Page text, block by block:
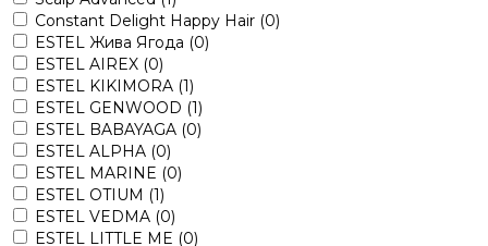
Constant Delight Happy Hair (0)
ESTEL Жива Ягода (0)
ESTEL AIREX (0)
ESTEL KIKIMORA (1)
ESTEL GENWOOD (1)
ESTEL BABAYAGA (0)
ESTEL ALPHA (0)
ESTEL MARINE (0)
ESTEL OTIUM (1)
ESTEL VEDMA (0)
ESTEL LITTLE ME (0)